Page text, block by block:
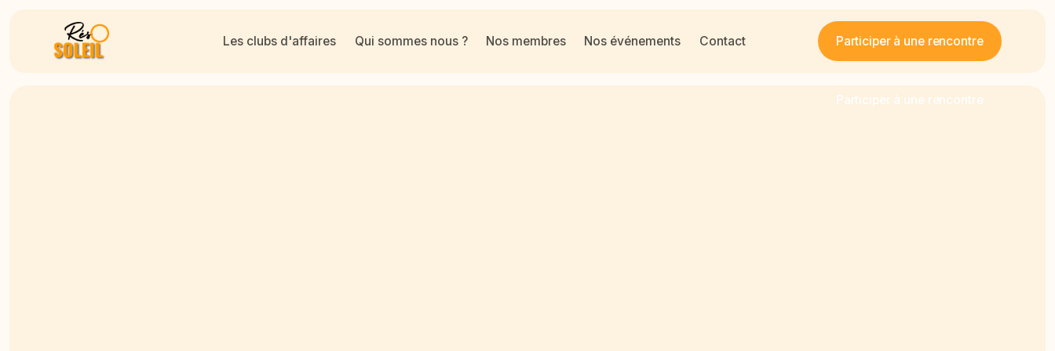
Les clubs d'affaires Qui sommes nous ? Nos membres Nos événements Contact Participer à une rencontre
Participer à une rencontre